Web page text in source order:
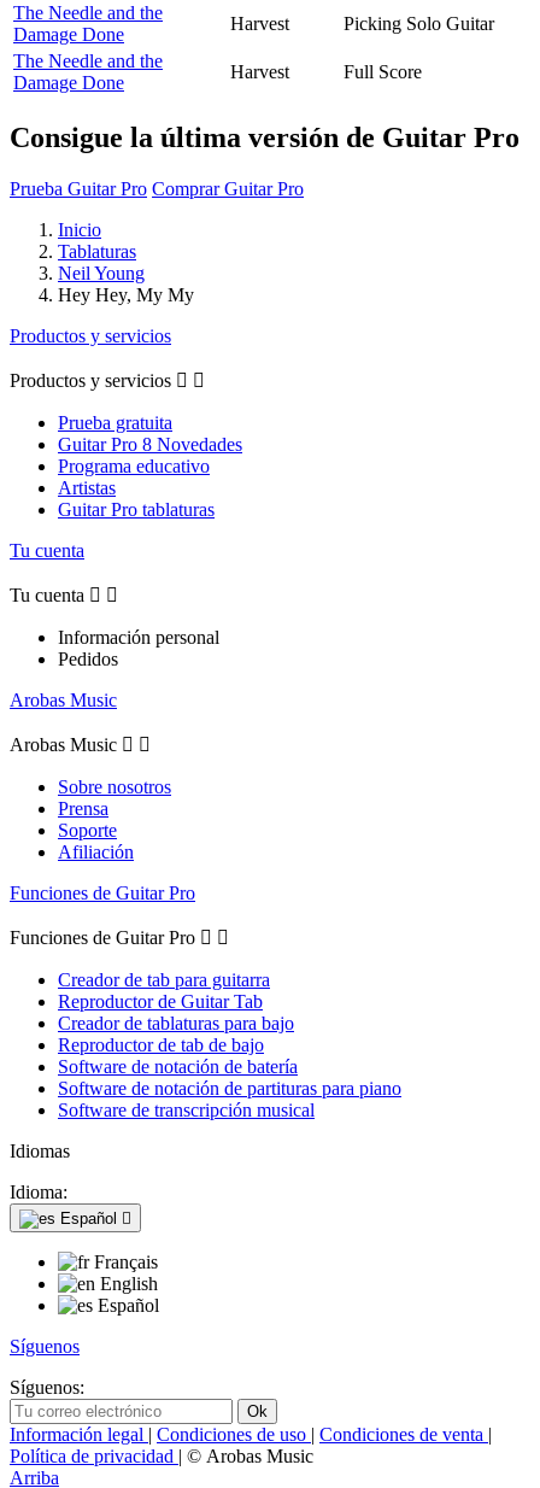
The Needle and the
Damage Done
Harvest
Picking Solo Guitar
The Needle and the
Damage Done
Harvest Full Score
Consigue la última versión de Guitar Pro
Prueba Guitar Pro Comprar Guitar Pro
Inicio
Tablaturas
Neil Young
Hey Hey, My My
Productos y servicios
Productos y servicios  
Prueba gratuita
Guitar Pro 8 Novedades
Programa educativo
Artistas
Guitar Pro tablaturas
Tu cuenta
Tu cuenta  
Información personal
Pedidos
Arobas Music
Arobas Music  
Sobre nosotros
Prensa
Soporte
Afiliación
Funciones de Guitar Pro
Funciones de Guitar Pro  
Creador de tab para guitarra
Reproductor de Guitar Tab
Creador de tablaturas para bajo
Reproductor de tab de bajo
Software de notación de batería
Software de notación de partituras para piano
Software de transcripción musical
Idiomas
Idioma:
Español 
Français
English
Español
Síguenos
Síguenos:
Información legal | Condiciones de uso | Condiciones de venta |
Política de privacidad | © Arobas Music
Arriba